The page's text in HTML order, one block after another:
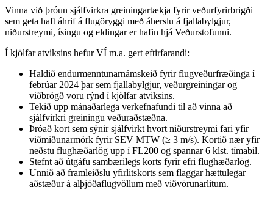
Vinna við þróun sjálfvirkra greiningartækja fyrir veðurfyrirbrigði
sem geta haft áhrif á flugöryggi með áherslu á fjallabylgjur,
niðurstreymi, ísingu og eldingar er hafin hjá Veðurstofunni.
Í kjölfar atviksins hefur VÍ m.a. gert eftirfarandi:
Haldið endurmenntunarnámskeið fyrir flugveðurfræðinga í
febrúar 2024 þar sem fjallabylgjur, veðurgreiningar og
viðbrögð voru rýnd í kjölfar atviksins.
Tekið upp mánaðarlega verkefnafundi til að vinna að
sjálfvirkri greiningu veðuraðstæðna.
Þróað kort sem sýnir sjálfvirkt hvort niðurstreymi fari yfir
viðmiðunarmörk fyrir SEV MTW (≥ 3 m/s). Kortið nær yfir
neðstu flughæðarlög upp í FL200 og spannar 6 klst. tímabil.
Stefnt að útgáfu sambærilegs korts fyrir efri flughæðarlög.
Unnið að framleiðslu yfirlitskorts sem flaggar hættulegar
aðstæður á alþjóðaflugvöllum með viðvörunarlitum.